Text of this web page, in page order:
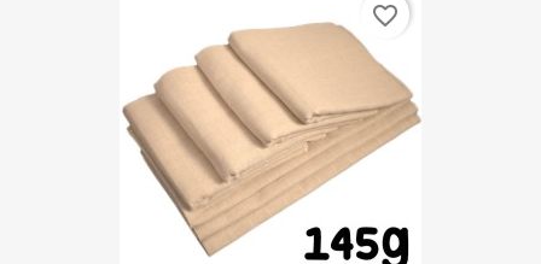
favorite_border